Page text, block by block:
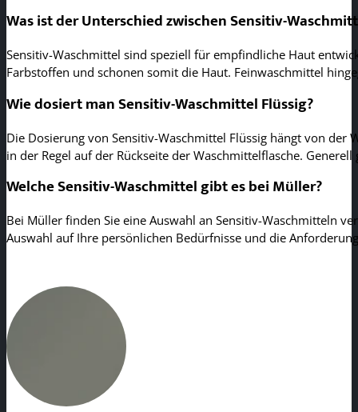
Was ist der Unterschied zwischen Sensitiv-
Sensitiv-Waschmittel sind speziell für empfindliche Haut
Farbstoffen und schonen somit die Haut. Feinwaschmittel
Wie dosiert man Sensitiv-Waschmittel Flüssig?
Die Dosierung von Sensitiv-Waschmittel Flüssig hängt von der
in der Regel auf der Rückseite der Waschmittelflasche.
Welche Sensitiv-Waschmittel gibt es bei Müller?
Bei Müller finden Sie eine Auswahl an Sensitiv-Waschmitteln
Auswahl auf Ihre persönlichen Bedürfnisse und die